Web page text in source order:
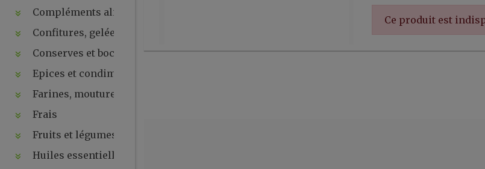
Compléments alimentaires & plantes
Confitures, gelées, compotes, purées, pâtes à tartiner, ...
Conserves et bocaux
Epices et condiments
Farines, moutures et levures
Frais
Fruits et légumes secs
Huiles essentielles, hydrolats, ...
Ce produit est